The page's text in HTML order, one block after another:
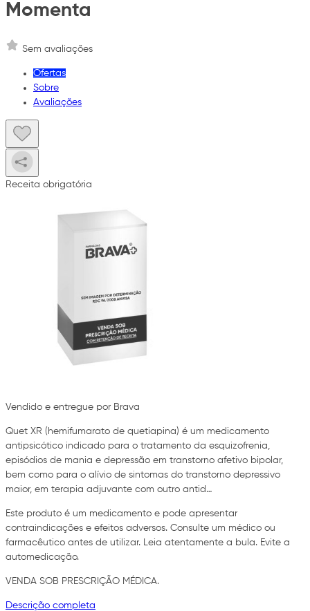
Momenta
Sem avaliações
Ofertas
Sobre
Avaliações
Receita obrigatória
Vendido e entregue por Brava
Quet XR (hemifumarato de quetiapina) é um medicamento
antipsicótico indicado para o tratamento da esquizofrenia,
episódios de mania e depressão em transtorno afetivo bipolar,
bem como para o alívio de sintomas do transtorno depressivo
maior, em terapia adjuvante com outro antid…
Este produto é um medicamento e pode apresentar
contraindicações e efeitos adversos. Consulte um médico ou
farmacêutico antes de utilizar. Leia atentamente a bula. Evite a
automedicação.
VENDA SOB PRESCRIÇÃO MÉDICA.
Descrição completa